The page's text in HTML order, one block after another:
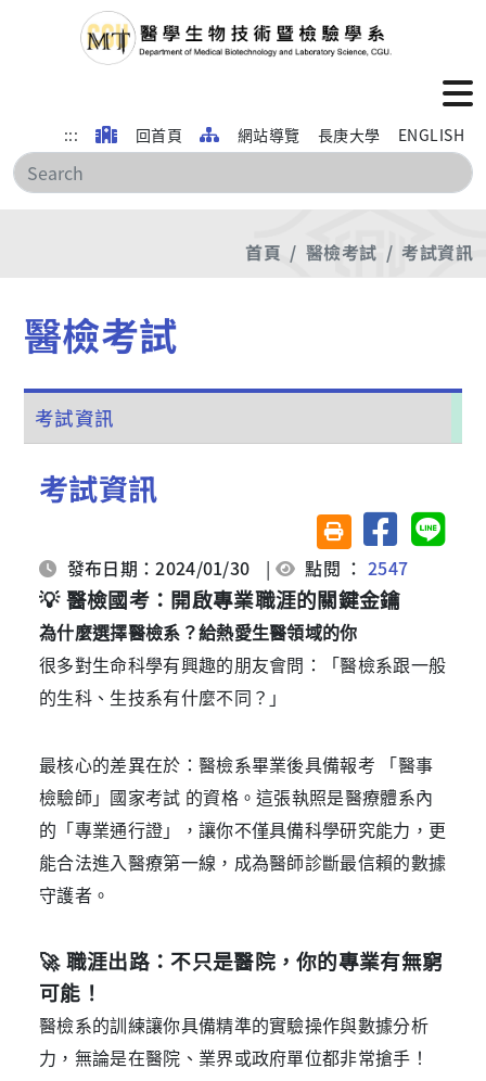
::: 回首頁 網站導覽 長庚大學 ENGLISH
搜
首頁 醫檢考試 考試資訊
醫檢考試
考試資訊
考試資訊
友善列印(另開視窗)
分享至臉書分享
發布日期：2024/01/30 | 點閱 ：2547
💡 醫檢國考：開啟專業職涯的關鍵金鑰
為什麼選擇醫檢系？給熱愛生醫領域的你
很多對生命科學有興趣的朋友會問：「醫檢系跟一般
的生科、生技系有什麼不同？」
最核心的差異在於：醫檢系畢業後具備報考 「醫事
檢驗師」國家考試 的資格。這張執照是醫療體系內
的「專業通行證」，讓你不僅具備科學研究能力，更
能合法進入醫療第一線，成為醫師診斷最信賴的數據
守護者。
🚀 職涯出路：不只是醫院，你的專業有無窮
可能！
醫檢系的訓練讓你具備精準的實驗操作與數據分析
力，無論是在醫院、業界或政府單位都非常搶手！